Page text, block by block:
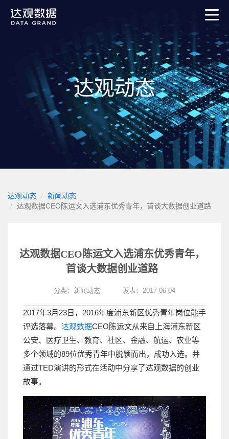
达观动态
达观动态
新闻动态
达观数据CEO陈运文入选浦东优秀青年，首谈大数据创业道路
达观数据CEO陈运文入选浦东优秀青年，
首谈大数据创业道路
分类： 新闻动态 发表：2017-06-04
2017年3月23日，2016年度浦东新区优秀青年岗位能手
评选落幕。 达观数据CEO陈运文从来自上海浦东新区
公安、医疗卫生、教育、社区、金融、航运、农业等
多个领域的89位优秀青年中脱颖而出，成功入选。并
通过TED演讲的形式在活动中分享了达观数据的创业
故事。